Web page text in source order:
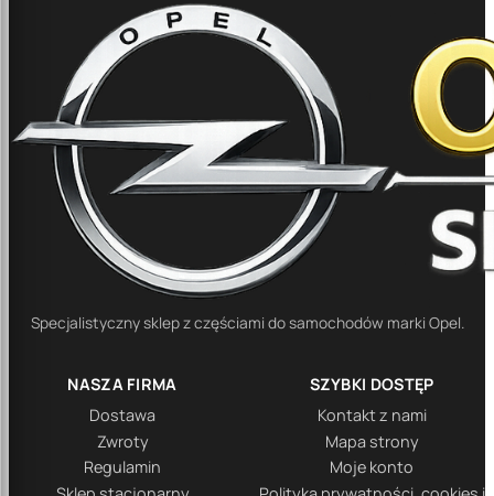
Specjalistyczny sklep z częściami do samochodów marki Opel.
NASZA FIRMA
Dostawa
Zwroty
Regulamin
SZYBKI DOSTĘP
Kontakt z nami
Mapa strony
Moje konto